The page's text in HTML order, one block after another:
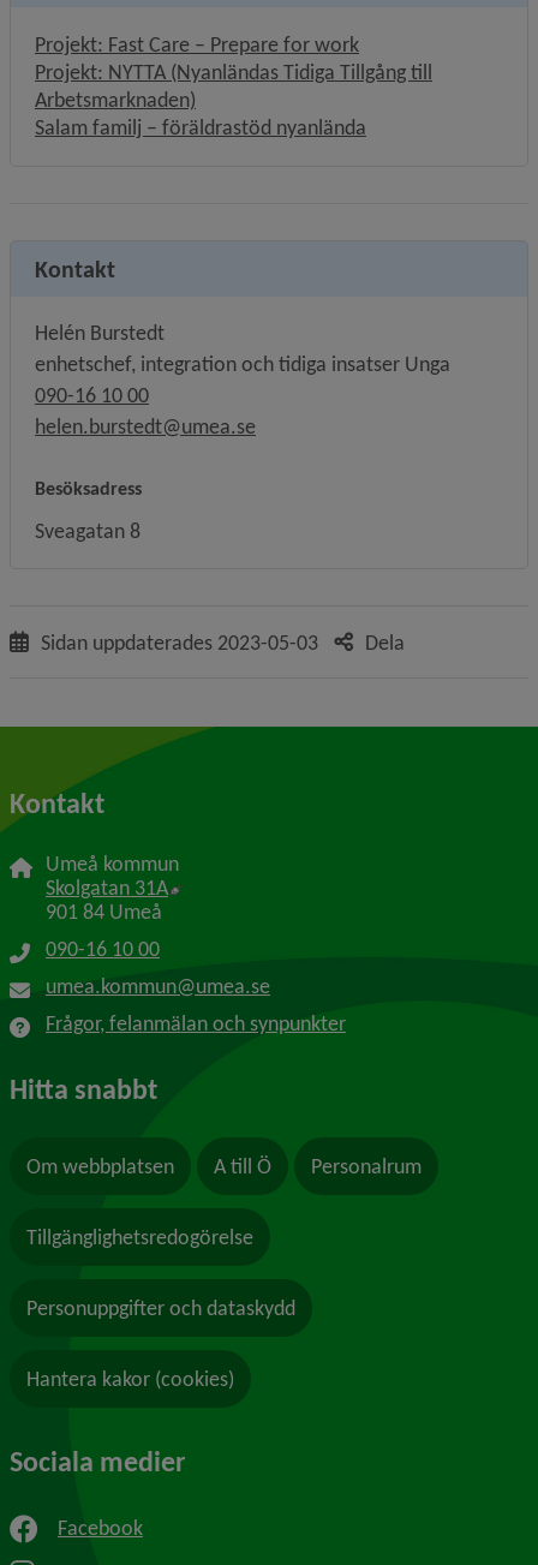
Projekt: Fast Care – Prepare for work
Projekt: NYTTA (Nyanländas Tidiga Tillgång till
Arbetsmarknaden)
Salam familj – föräldrastöd nyanlända
Kontakt
Helén Burstedt
enhetschef, integration och tidiga insatser Unga
090-16 10 00
helen.burstedt@umea.se
Besöksadress
Sveagatan 8
Sidan uppdaterades 2023-05-03 Dela
Kontakt
Umeå kommun
Skolgatan 31A Länk till annan webbplats, öppnas i nytt
901 84 Umeå
090-16 10 00
umea.kommun@umea.se
Frågor, felanmälan och synpunkter
Hitta snabbt
Om webbplatsen A till Ö Personalrum
Tillgänglighetsredogörelse
Personuppgifter och dataskydd
Hantera kakor (cookies)
Sociala medier
Facebook